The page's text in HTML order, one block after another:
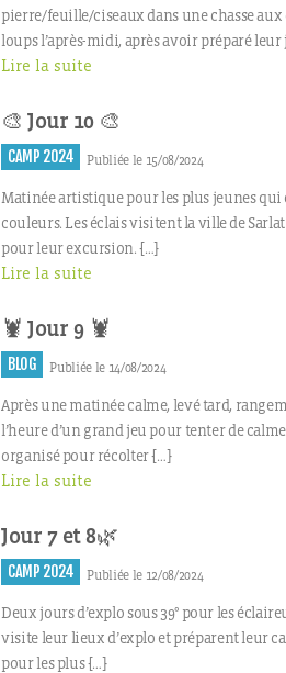
pierre/feuille/ciseaux dans une chasse aux
loups l’après-midi, après avoir préparé leur
Lire la suite
🎨 Jour 10 🎨
CAMP 2024 Publiée le 15/08/2024
Matinée artistique pour les plus jeunes
couleurs. Les éclais visitent la ville de
pour leur excursion. […]
Lire la suite
🦞 Jour 9 🦞
BLOG Publiée le 14/08/2024
Après une matinée calme, levé tard,
l’heure d’un grand jeu pour tenter de
organisé pour récolter […]
Lire la suite
Jour 7 et 8🌿
CAMP 2024 Publiée le 12/08/2024
Deux jours d’explo sous 39° pour les
visite leur lieux d’explo et préparent leur
pour les plus […]